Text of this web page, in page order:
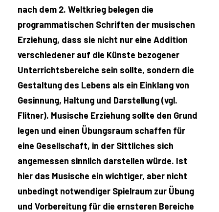
nach dem 2. Weltkrieg belegen die
programmatischen Schriften der musischen
Erziehung, dass sie nicht nur eine Addition
verschiedener auf die Künste bezogener
Unterrichtsbereiche sein sollte, sondern die
Gestaltung des Lebens als ein Einklang von
Gesinnung, Haltung und Darstellung (vgl.
Flitner). Musische Erziehung sollte den Grund
legen und einen Übungsraum schaffen für
eine Gesellschaft, in der Sittliches sich
angemessen sinnlich darstellen würde. Ist
hier das Musische ein wichtiger, aber nicht
unbedingt notwendiger Spielraum zur Übung
und Vorbereitung für die ernsteren Bereiche